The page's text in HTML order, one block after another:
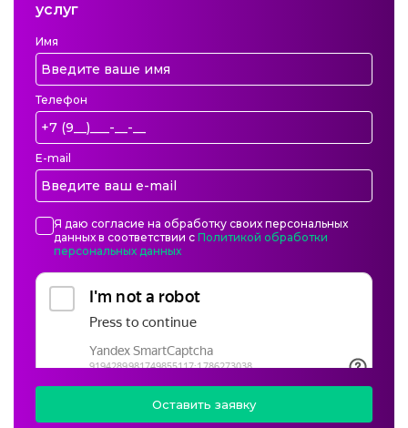
услуг
Имя
Телефон
E-mail
Я даю согласие на обработку своих персональных
данных в соответствии с Политикой обработки
персональных данных